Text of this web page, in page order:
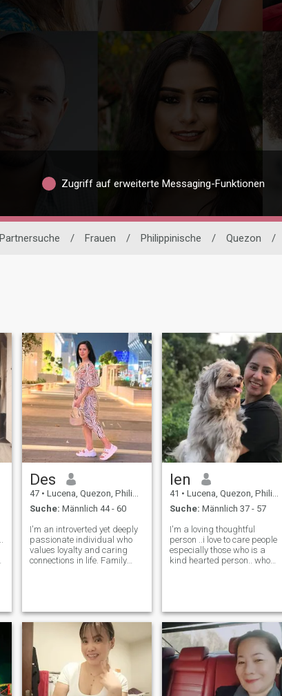
Zugriff auf erweiterte Messaging-Funktionen
/ Frauen / Philippinische / Quezon /
Des
47 • Lucena, Quezon, Philippinen
Suche: Männlich 44 - 60
I'm an introverted yet deeply
passionate individual who
values loyalty and caring
connections in life. Family
whether it's a weekend
getaway o
len
41 • Lucena, Quezon, Philippinen
Suche: Männlich 37 - 57
I'm a loving thoughtful
person ..i love to care people
especially those who is a
kind hearted person.. who
hardworking mom...so its up
to someone